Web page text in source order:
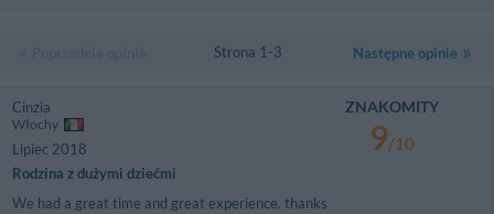
Strona 1-3 Następne opinie
Cinzia
Włochy
Lipiec 2018
Rodzina z dużymi dziećmi
ZNAKOMITY
9/10
We had a great time and great experience. thanks